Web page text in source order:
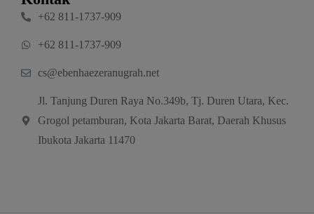
‪+62 811‑1737‑909‬
‪+62 811‑1737‑909‬
cs@ebenhaezeranugrah.net
Jl. Tanjung Duren Raya No.349b, Tj. Duren Utara, Kec.
Grogol petamburan, Kota Jakarta Barat, Daerah Khusus
Ibukota Jakarta 11470